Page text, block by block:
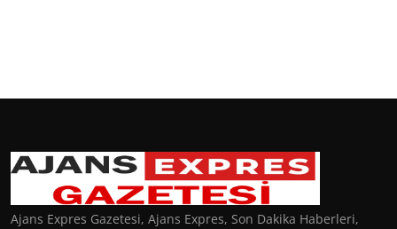
Ajans Expres Gazetesi, Ajans Expres, Son Dakika Haberleri,